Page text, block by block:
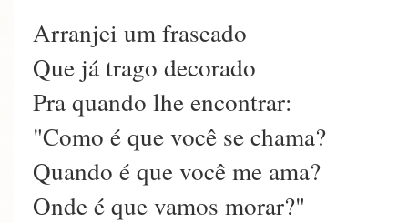
Arranjei um fraseado
Que já trago decorado
Pra quando lhe encontrar:
"Como é que você se chama?
Quando é que você me ama?
Onde é que vamos morar?"